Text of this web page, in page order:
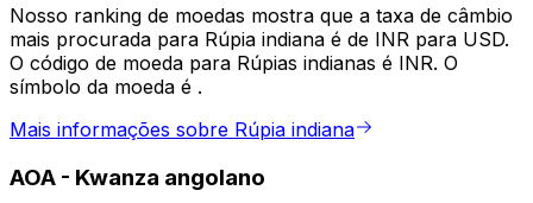
Nosso ranking de moedas mostra que a taxa de câmbio
mais procurada para Rúpia indiana é de INR para USD.
O código de moeda para Rúpias indianas é INR. O
símbolo da moeda é ₹.
Mais informações sobre Rúpia indiana
AOA - Kwanza angolano